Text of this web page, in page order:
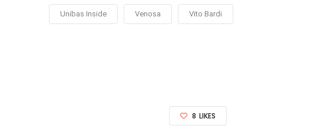
Unibas Inside Venosa Vito Bardi
8 LIKES